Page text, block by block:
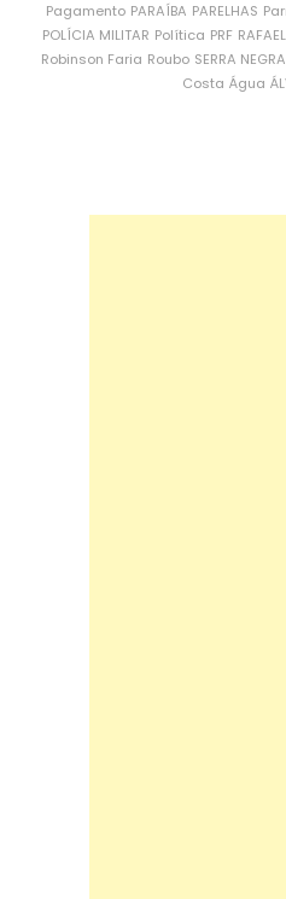
Pagamento PARAÍBA PARELHAS
POLÍCIA MILITAR Política PRF
Robinson Faria Roubo SERRA
Costa Água